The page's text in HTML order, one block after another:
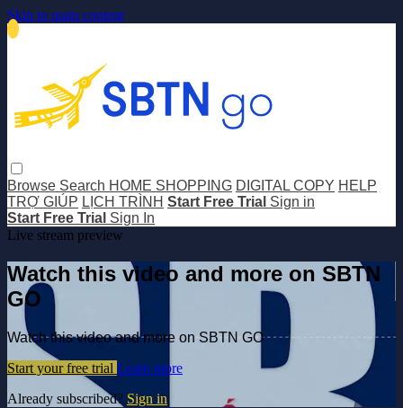
Skip to main content
Browse Search HOME SHOPPING DIGITAL COPY HELP
TRỢ GIÚP LỊCH TRÌNH Start Free Trial Sign in
Start Free Trial Sign In
Live stream preview
Watch this video and more on SBTN
GO
Watch this video and more on SBTN GO
Start your free trial Learn more
Already subscribed? Sign in